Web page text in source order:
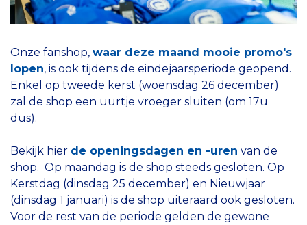
Onze fanshop, waar deze maand mooie promo's
lopen, is ook tijdens de eindejaarsperiode geopend.
Enkel op tweede kerst (woensdag 26 december)
zal de shop een uurtje vroeger sluiten (om 17u
dus).
Bekijk hier de openingsdagen en -uren van de
shop. Op maandag is de shop steeds gesloten. Op
Kerstdag (dinsdag 25 december) en Nieuwjaar
(dinsdag 1 januari) is de shop uiteraard ook gesloten.
Voor de rest van de periode gelden de gewone